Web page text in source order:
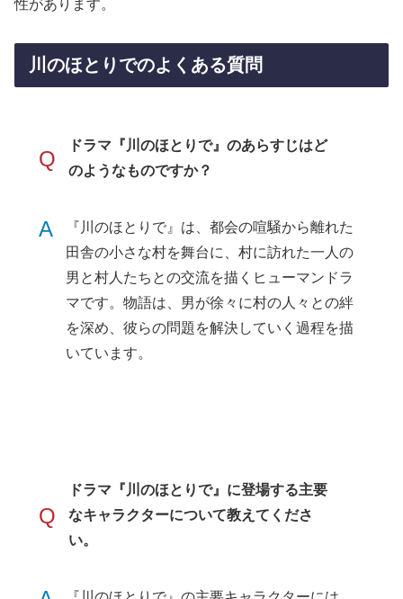
性があります。
川のほとりでのよくある質問
Q
ドラマ『川のほとりで』のあらすじはど
のようなものですか？
A
『川のほとりで』は、都会の喧騒から離れた
田舎の小さな村を舞台に、村に訪れた一人の
男と村人たちとの交流を描くヒューマンドラ
マです。物語は、男が徐々に村の人々との絆
を深め、彼らの問題を解決していく過程を描
いています。
Q
ドラマ『川のほとりで』に登場する主要
なキャラクターについて教えてくださ
い。